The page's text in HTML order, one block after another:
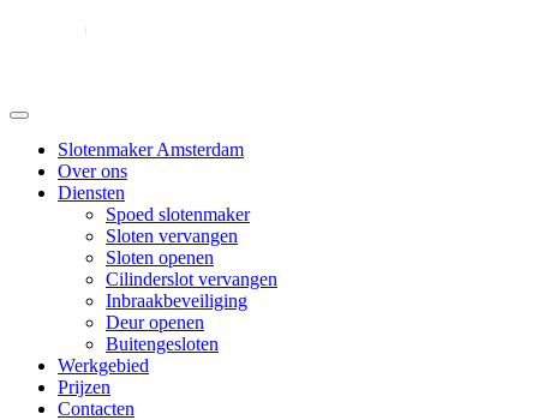
Slotenmaker Amsterdam
Over ons
Diensten
Spoed slotenmaker
Sloten vervangen
Sloten openen
Cilinderslot vervangen
Inbraakbeveiliging
Deur openen
Buitengesloten
Werkgebied
Prijzen
Contacten